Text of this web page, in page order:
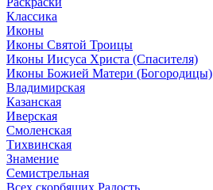
Классика
Иконы
Иконы Святой Троицы
Иконы Иисуса Христа (Спасителя)
Иконы Божией Матери (Богородицы)
Владимирская
Казанская
Иверская
Смоленская
Тихвинская
Знамение
Семистрельная
Всех скорбящих Радость